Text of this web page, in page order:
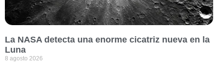
La NASA detecta una enorme cicatriz nueva en la
Luna
8 agosto 2026